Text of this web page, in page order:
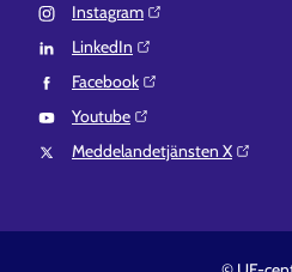
Instagram⁠
LinkedIn⁠
Facebook⁠
Youtube⁠
Meddelandetjänsten X⁠